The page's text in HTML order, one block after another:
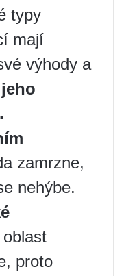
typy
mají
výhody a
zamrzne,
nehýbe.
proto